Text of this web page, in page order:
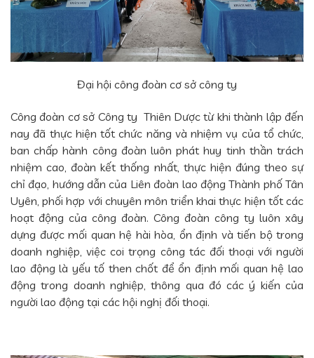
Đại hội công đoàn cơ sở công ty
Công đoàn cơ sở Công ty Thiên Dược từ khi thành lập đến
nay đã thực hiện tốt chức năng và nhiệm vụ của tổ chức,
ban chấp hành công đoàn luôn phát huy tinh thần trách
nhiệm cao, đoàn kết thống nhất, thực hiện đúng theo sự
chỉ đạo, hướng dẫn của Liên đoàn lao động Thành phố Tân
Uyên, phối hợp với chuyên môn triển khai thực hiện tốt các
hoạt động của công đoàn. Công đoàn công ty luôn xây
dựng được mối quan hệ hài hòa, ổn định và tiến bộ trong
doanh nghiệp, việc coi trọng công tác đối thoại với người
lao động là yếu tố then chốt để ổn định mối quan hệ lao
động trong doanh nghiệp, thông qua đó các ý kiến của
người lao động tại các hội nghị đối thoại.